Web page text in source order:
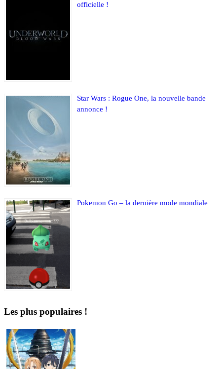
officielle !
Star Wars : Rogue One, la nouvelle bande
annonce !
Pokemon Go – la dernière mode mondiale
Les plus populaires !